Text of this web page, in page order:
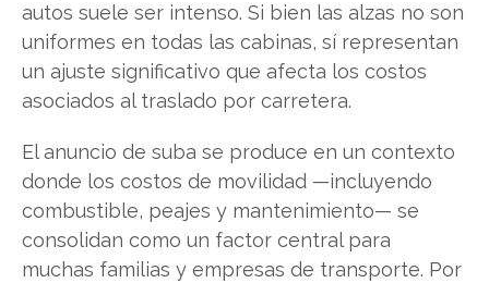
autos suele ser intenso. Si bien las alzas no son
uniformes en todas las cabinas, sí representan
un ajuste significativo que afecta los costos
asociados al traslado por carretera.
El anuncio de suba se produce en un contexto
donde los costos de movilidad —incluyendo
combustible, peajes y mantenimiento— se
consolidan como un factor central para
muchas familias y empresas de transporte. Por